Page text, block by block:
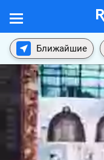
Ближайшие